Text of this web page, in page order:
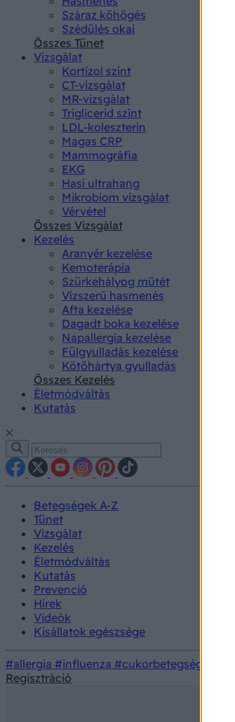
Száraz köhögés
Szédülés okai
Összes Tünet
Vizsgálat
Kortizol szint
CT-vizsgálat
MR-vizsgálat
Triglicerid szint
LDL-koleszterin
Magas CRP
Mammográfia
EKG
Hasi ultrahang
Mikrobiom vizsgálat
Vérvétel
Összes Vizsgálat
Kezelés
Aranyér kezelése
Kemoterápia
Szürkehályog műtét
Vízszerű hasmenés
Afta kezelése
Dagadt boka kezelése
Napallergia kezelése
Fülgyulladás kezelése
Kötőhártya gyulladás
Összes Kezelés
Életmódváltás
Kutatás
Betegségek A-Z
Tünet
Vizsgálat
Kezelés
Életmódváltás
Kutatás
Prevenció
Hírek
Videók
Kisállatok egészsége
#allergia #influenza #cukorbetegség
Regisztráció